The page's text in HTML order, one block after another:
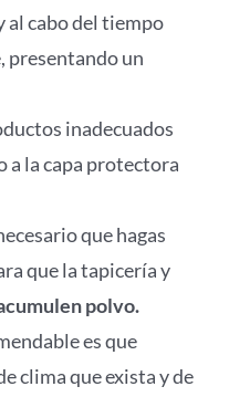
al cabo del tiempo
presentando un
inadecuados
a la capa protectora
que hagas
que la tapicería y
polvo.
es que
clima que exista y de